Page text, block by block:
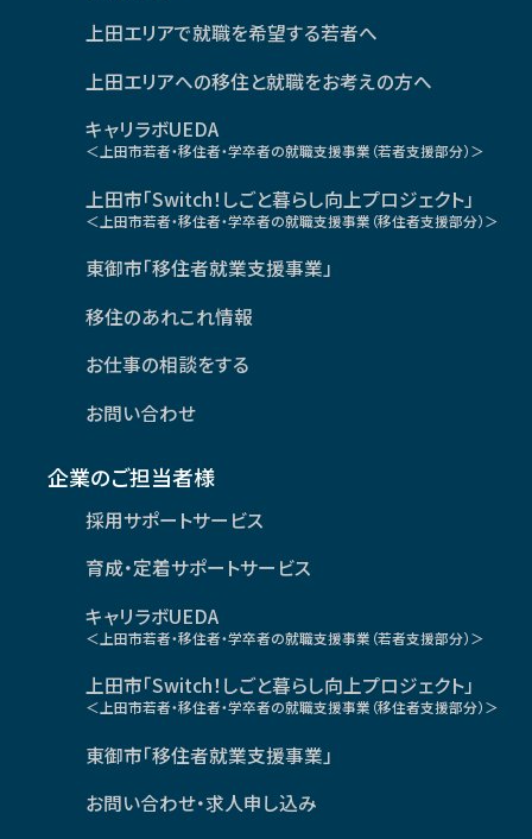
上田エリアで就職を希望する若者へ
上田エリアへの移住と就職をお考えの方へ
キャリラボUEDA
＜上田市若者・移住者・学卒者の就職支援事業（若者支援部分）＞
上田市「Switch！しごと暮らし向上プロジェクト」
＜上田市若者・移住者・学卒者の就職支援事業（移住者支援部分）＞
東御市「移住者就業支援事業」
移住のあれこれ情報
お仕事の相談をする
お問い合わせ
企業のご担当者様
採用サポートサービス
育成・定着サポートサービス
キャリラボUEDA
＜上田市若者・移住者・学卒者の就職支援事業（若者支援部分）＞
上田市「Switch！しごと暮らし向上プロジェクト」
＜上田市若者・移住者・学卒者の就職支援事業（移住者支援部分）＞
東御市「移住者就業支援事業」
お問い合わせ・求人申し込み